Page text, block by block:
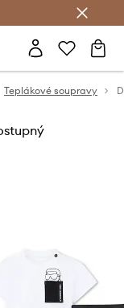
Teplákové soupravy